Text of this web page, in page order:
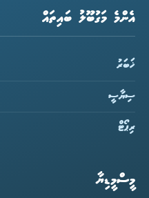
އެންމެ މަގުބޫލު ބައިތައް
ޚަބަރު
ސިޔާސީ
ރިޕޯޓް
މީސްމީޑިޔާ